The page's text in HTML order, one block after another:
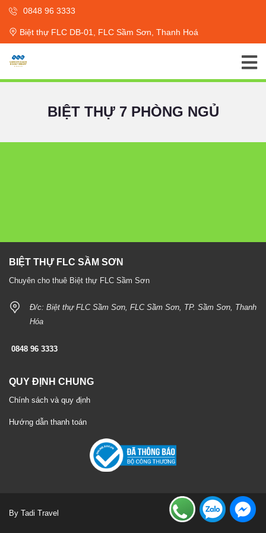
0848 96 3333
Biệt thự FLC DB-01, FLC Sầm Sơn, Thanh Hoá
BIỆT THỰ 7 PHÒNG NGỦ
BIỆT THỰ FLC SẦM SƠN
Chuyên cho thuê Biệt thự FLC Sầm Sơn
Đ/c: Biệt thự FLC Sầm Sơn, FLC Sầm Sơn, TP. Sầm Sơn, Thanh
Hóa
0848 96 3333
QUY ĐỊNH CHUNG
Chính sách và quy định
Hướng dẫn thanh toán
By Tadi Travel